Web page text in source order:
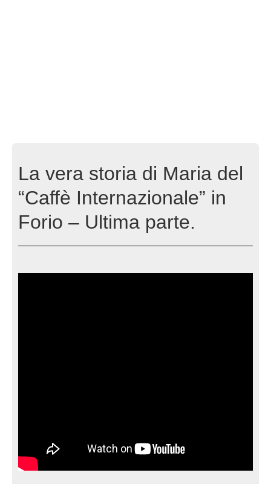
La vera storia di Maria del
“Caffè Internazionale” in
Forio – Ultima parte.